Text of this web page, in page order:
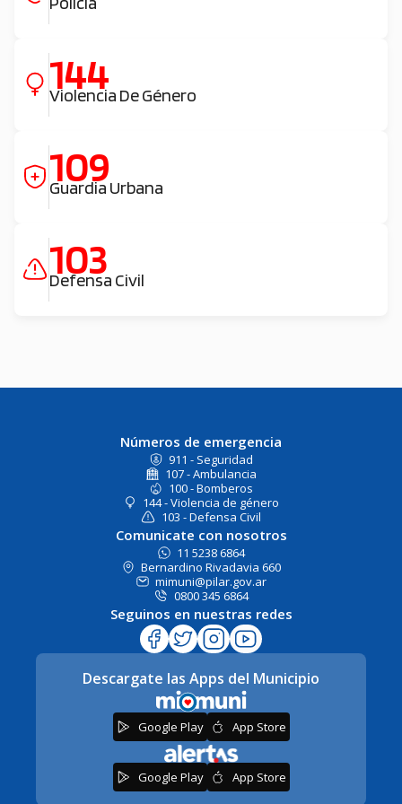
144
Violencia De Género
109
Guardia Urbana
103
Defensa Civil
Números de emergencia
911 - Seguridad
107 - Ambulancia
100 - Bomberos
144 - Violencia de género
103 - Defensa Civil
Comunicate con nosotros
11 5238 6864
Bernardino Rivadavia 660
mimuni@pilar.gov.ar
0800 345 6864
Seguinos en nuestras redes
Descargate las Apps del Municipio
Google Play App Store
Google Play App Store